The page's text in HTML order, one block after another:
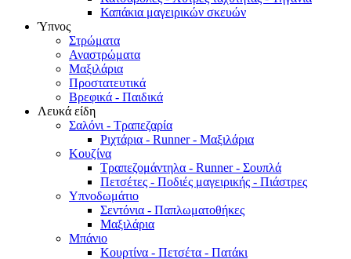
Καπάκια μαγειρικών σκευών
Ύπνος
Στρώματα
Αναστρώματα
Μαξιλάρια
Προστατευτικά
Βρεφικά - Παιδικά
Λευκά είδη
Σαλόνι - Τραπεζαρία
Ριχτάρια - Runner - Μαξιλάρια
Κουζίνα
Τραπεζομάντηλα - Runner - Σουπλά
Πετσέτες - Ποδιές μαγειρικής - Πιάστρες
Υπνοδωμάτιο
Σεντόνια - Παπλωματοθήκες
Μαξιλάρια
Μπάνιο
Κουρτίνα - Πετσέτα - Πατάκι